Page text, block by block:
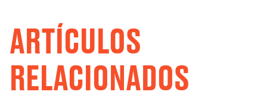
ARTÍCULOS
RELACIONADOS